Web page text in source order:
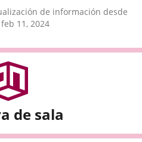
una
aplicación
de información desde
feb 11, 2024
de sala